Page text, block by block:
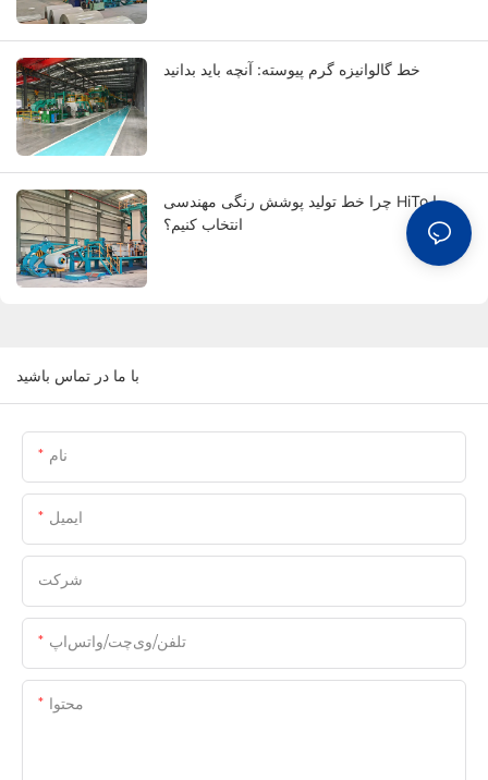
خط گالوانیزه گرم پیوسته: آنچه باید بدانید
چرا خط تولید پوشش رنگی مهندسی HiTo را
انتخاب کنیم؟
با ما در تماس باشید
نام
ایمیل
شرکت
تلفن/وی‌چت/واتس‌اپ
محتوا